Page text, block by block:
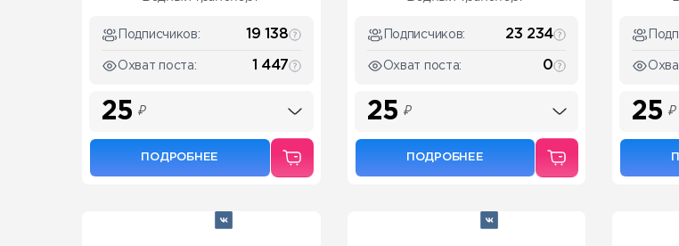
Подписчиков: 19 138
Охват поста: 1 447
25 ₽
ПОДРОБНЕЕ
Подписчиков: 23 234
Охват поста: 0
25 ₽
ПОДРОБНЕЕ
25 ₽